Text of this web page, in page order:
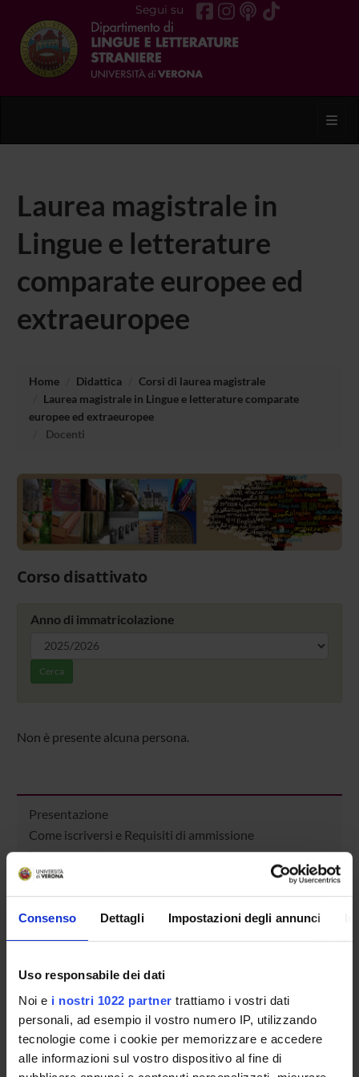
Consenso Dettagli Impostazioni degli annunci
Uso responsabile dei dati
Noi e i nostri 1022 partner trattiamo i vostri dati
personali, ad esempio il vostro numero IP, utilizzando
tecnologie come i cookie per memorizzare e accedere
alle informazioni sul vostro dispositivo al fine di
Segui su
Laurea magistrale in
Lingue e letterature
comparate europee ed
extraeuropee
Home Didattica
Corsi di laurea magistrale
Laurea magistrale in Lingue e letterature comparate
europee ed extraeuropee
Docenti
Corso disattivato
Anno di immatricolazione
Cerca
Non è presente alcuna persona.
Presentazione
Come iscriversi e Requisiti di ammissione
Insegnamenti
Calendario didattico
Orario lezioni
Piani didattici
Calendario esami
Organi collegiali e di governo
Docenti
Agevolazioni economiche
Alloggi
Attività accreditate D/F